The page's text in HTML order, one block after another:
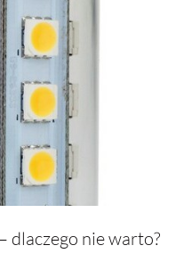
dlaczego nie warto?